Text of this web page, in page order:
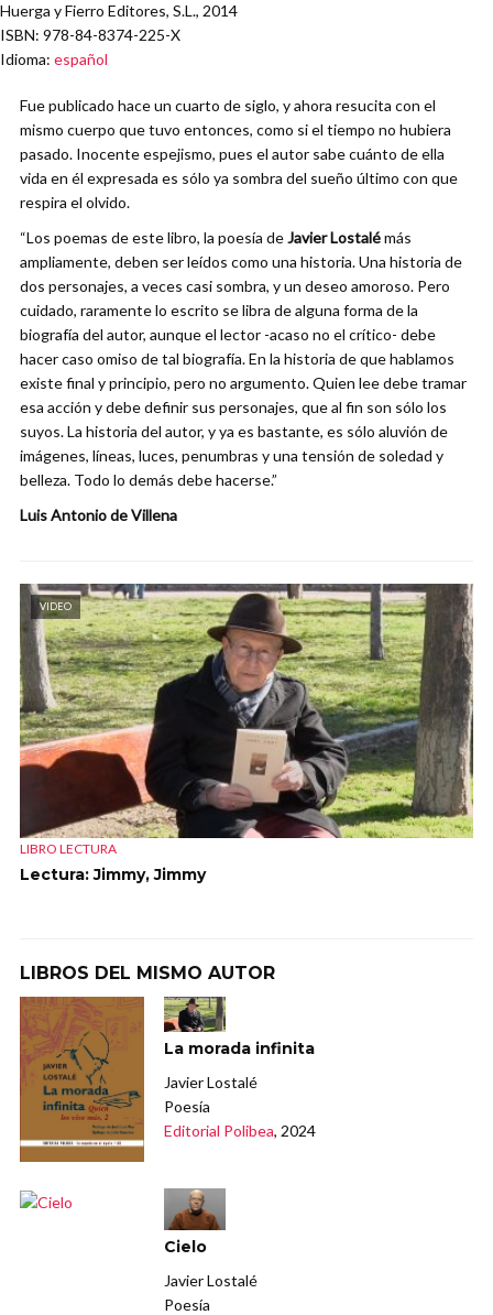
Huerga y Fierro Editores, S.L., 2014
ISBN: 978-84-8374-225-X
Idioma: español
Fue publicado hace un cuarto de siglo, y ahora resucita con el
mismo cuerpo que tuvo entonces, como si el tiempo no hubiera
pasado. Inocente espejismo, pues el autor sabe cuánto de ella
vida en él expresada es sólo ya sombra del sueño último con que
respira el olvido.
“Los poemas de este libro, la poesía deJavier Lostalémás
ampliamente, deben ser leídos como una historia. Una historia de
dos personajes, a veces casi sombra, y un deseo amoroso. Pero
cuidado, raramente lo escrito se libra de alguna forma de la
biografía del autor, aunque el lector -acaso no el crítico- debe
hacer caso omiso de tal biografía. En la historia de que hablamos
existe final y principio, pero no argumento. Quien lee debe tramar
esa acción y debe definir sus personajes, que al fin son sólo los
suyos. La historia del autor, y ya es bastante, es sólo aluvión de
imágenes, líneas, luces, penumbras y una tensión de soledad y
belleza. Todo lo demás debe hacerse.”
Luis Antonio de Villena
VIDEO
LIBRO LECTURA
Lectura: Jimmy, Jimmy
LIBROS DEL MISMO AUTOR
La morada infinita
Javier Lostalé
Poesía
Editorial Polibea, 2024
Cielo
Javier Lostalé
Poesía